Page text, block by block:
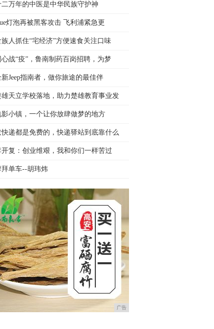
二万年的中医是中华民族守护神
灯泡再被黑客攻击 飞利浦紧急更
族人抓住“宅经济”方便速食关注口味
心战“疫”，鲁南制药百岗招聘，为梦
新Jeep指南者，做你旅途的最佳伴
雄天立学校落地，助力楚雄教育事业发
影小镇，一个让你放肆做梦的地方
快递都是免费的，快递驿站到底靠什么
开复：创业维艰，我和你们一样苦过
拜单车--胡玮炜
广告